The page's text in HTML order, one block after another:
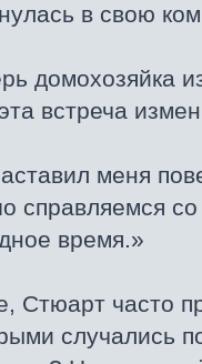
в свою
домохозяйка
встреча
меня
справляемся
время.»
Стюарт часто
случались